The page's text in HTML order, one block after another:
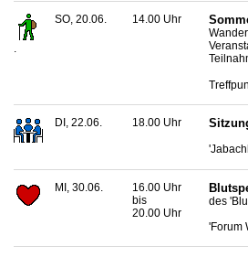
.
SO, 20.06. 14.00 Uhr
DI, 22.06. 18.00 Uhr
MI, 30.06.
16.00 Uhr
bis
20.00 Uhr
des
'Forum